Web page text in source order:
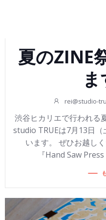
夏のZINE
ま
rei@studio-
渋谷ヒカリエで行われる
studio TRUEは7月13日（
います。 ぜひお越し
『Hand Saw